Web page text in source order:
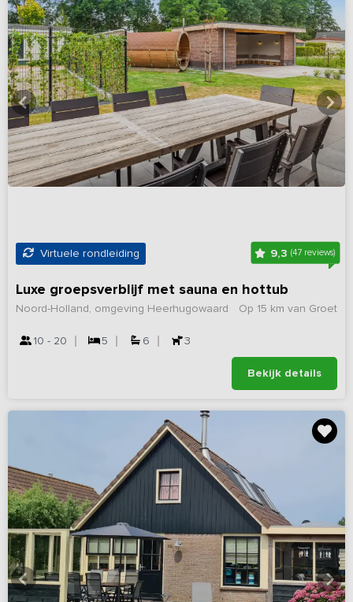
Virtuele rondleiding 9,3(47 reviews)
Luxe groepsverblijf met sauna en hottub
Op 15 km van Groet
Noord-Holland, omgeving Heerhugowaard
10 - 20 5 6 3
Bekijk details